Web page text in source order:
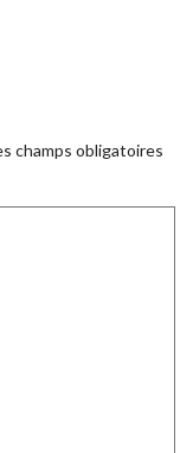
champs obligatoires